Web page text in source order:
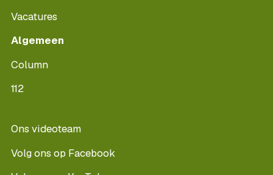
Vacatures
Algemeen
Column
112
Ons videoteam
Volg ons op Facebook